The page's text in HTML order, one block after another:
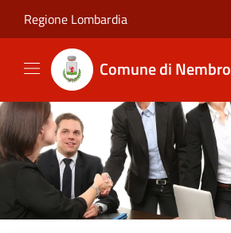
Regione Lombardia
Comune di Nembro